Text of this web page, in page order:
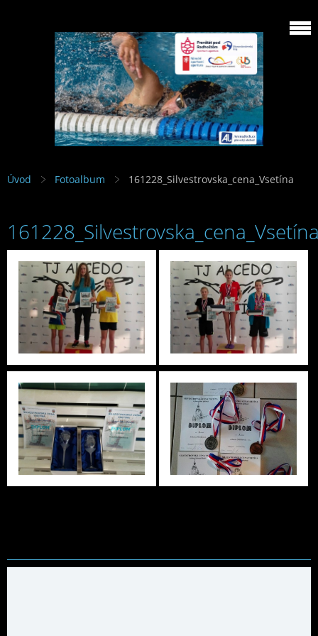
Úvod Fotoalbum 161228_Silvestrovska_cena_Vsetína